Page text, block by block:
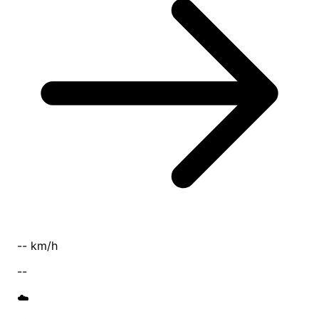
-- km/h
--
☁️